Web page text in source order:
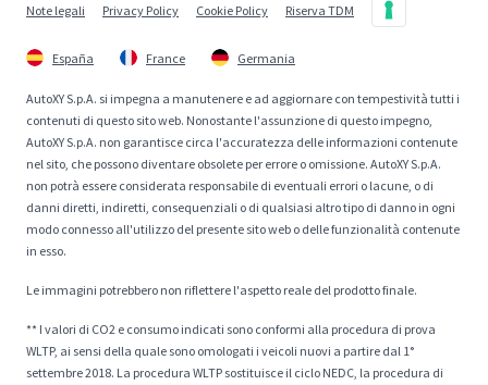
Note legali Privacy Policy Cookie Policy Riserva TDM
España France Germania
AutoXY S.p.A. si impegna a manutenere e ad aggiornare con tempestività tutti i
contenuti di questo sito web. Nonostante l'assunzione di questo impegno,
AutoXY S.p.A. non garantisce circa l'accuratezza delle informazioni contenute
nel sito, che possono diventare obsolete per errore o omissione. AutoXY S.p.A.
non potrà essere considerata responsabile di eventuali errori o lacune, o di
danni diretti, indiretti, consequenziali o di qualsiasi altro tipo di danno in ogni
modo connesso all'utilizzo del presente sito web o delle funzionalità contenute
in esso.
Le immagini potrebbero non riflettere l'aspetto reale del prodotto finale.
** I valori di CO2 e consumo indicati sono conformi alla procedura di prova
WLTP, ai sensi della quale sono omologati i veicoli nuovi a partire dal 1°
settembre 2018. La procedura WLTP sostituisce il ciclo NEDC, la procedura di